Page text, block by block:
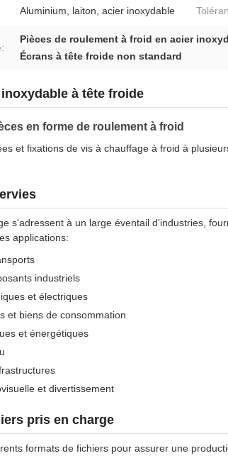
Aluminium, laiton, acier inoxydable
Pièces de roulement à froid en acier
Écrans à tête froide non standard
à tête froide
en forme de roulement à froid
et fixations de vis à chauffage à froid à
s'adressent à un large éventail d'industries,
applications:
industriels
et électriques
et biens de consommation
et énergétiques
et divertissement
pris en charge
formats de fichiers pour assurer une